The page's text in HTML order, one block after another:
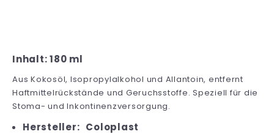
Inhalt: 180 ml
Aus Kokosöl, Isopropylalkohol und Allantoin, entfernt
Haftmittelrückstände und Geruchsstoffe. Speziell für die
Stoma- und Inkontinenzversorgung.
Hersteller: Coloplast